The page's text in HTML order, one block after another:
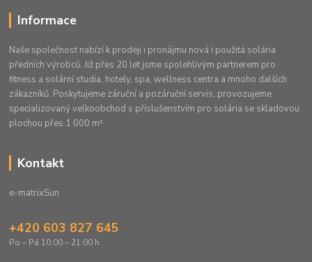
Informace
Naše společnost nabízí k prodeji i pronájmu nová i použitá solária
předních výrobců. Již přes 20 let jsme spolehlivým partnerem pro
fitness a solární studia, hotely, spa, wellness centra a mnoho dalších
zákazníků. Poskytujeme záruční a pozáruční servis, provozujeme
specializovaný velkoobchod s příslušenstvím pro solária se skladovou
plochou přes 1 000 m²
Kontakt
e-matrixSun
+420 603 827 645
Po – Pá 10:00 – 21:00 h